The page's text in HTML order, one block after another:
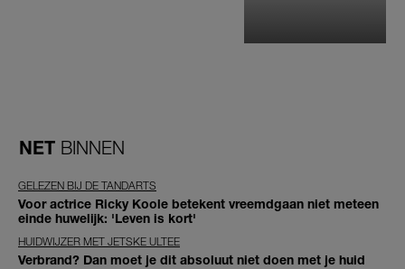
NET BINNEN
GELEZEN BIJ DE TANDARTS
Voor actrice Ricky Koole betekent vreemdgaan niet meteen
einde huwelijk: 'Leven is kort'
HUIDWIJZER MET JETSKE ULTEE
Verbrand? Dan moet je dit absoluut niet doen met je huid